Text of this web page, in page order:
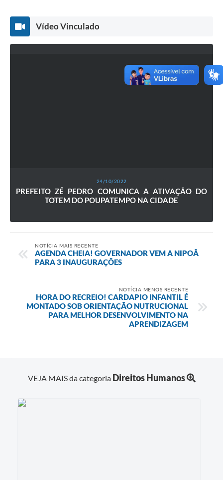
Vídeo Vinculado
24/10/2022
PREFEITO ZÉ PEDRO COMUNICA A ATIVAÇÃO DO
TOTEM DO POUPATEMPO NA CIDADE
NOTÍCIA MAIS RECENTE
AGENDA CHEIA! GOVERNADOR VEM A NIPOÃ
PARA 3 INAUGURAÇÕES
NOTÍCIA MENOS RECENTE
HORA DO RECREIO! CARDAPIO INFANTIL É
MONTADO SOB ORIENTAÇÃO NUTRUCIONAL
PARA MELHOR DESENVOLVIMENTO NA
APRENDIZAGEM
VEJA MAIS da categoria Direitos Humanos